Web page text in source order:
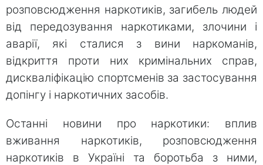
розповсюдження наркотиків, загибель людей
від передозування наркотиками, злочини і
аварії, які сталися з вини наркоманів,
відкриття проти них кримінальних справ,
дискваліфікацію спортсменів за застосування
допінгу і наркотичних засобів.
Останні новини про наркотики: вплив
вживання наркотиків, розповсюдження
наркотиків в Україні та боротьба з ними,